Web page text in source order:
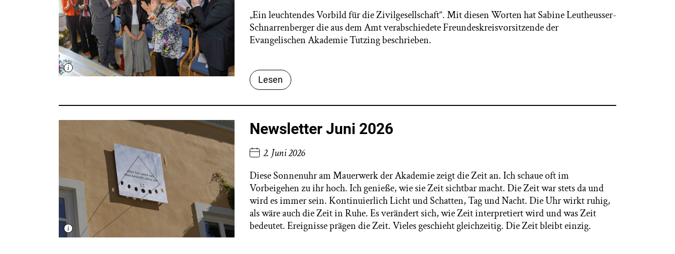
„Ein leuchtendes Vorbild für die Zivilgesellschaft“. Mit diesen Worten hat Sabine Leutheusser-
Schnarrenberger die aus dem Amt verabschiedete Freundeskreisvorsitzende der
Evangelischen Akademie Tutzing beschrieben.
Lesen
Newsletter Juni 2026
2. Juni 2026
Diese Sonnenuhr am Mauerwerk der Akademie zeigt die Zeit an. Ich schaue oft im
Vorbeigehen zu ihr hoch. Ich genieße, wie sie Zeit sichtbar macht. Die Zeit war stets da und
wird es immer sein. Kontinuierlich Licht und Schatten, Tag und Nacht. Die Uhr wirkt ruhig,
als wäre auch die Zeit in Ruhe. Es verändert sich, wie Zeit interpretiert wird und was Zeit
bedeutet. Ereignisse prägen die Zeit. Vieles geschieht gleichzeitig. Die Zeit bleibt einzig.